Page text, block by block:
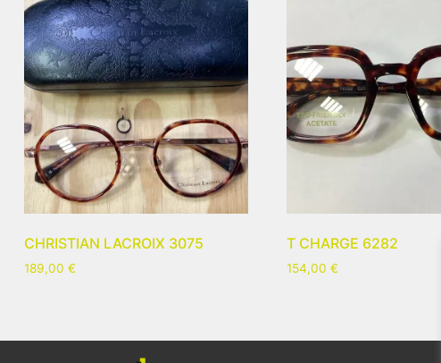
CHRISTIAN LACROIX 3075
189,00 €
T CHARGE 6282
154,00€